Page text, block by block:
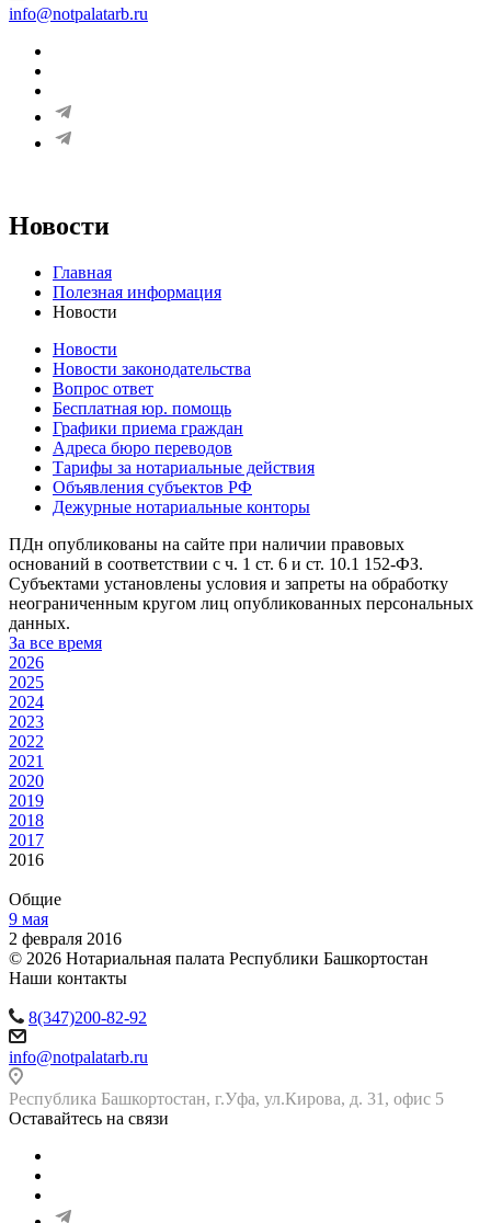
info@notpalatarb.ru
Новости
Главная
Полезная информация
Новости
Новости
Новости законодательства
Вопрос ответ
Бесплатная юр. помощь
Графики приема граждан
Адреса бюро переводов
Тарифы за нотариальные действия
Объявления субъектов РФ
Дежурные нотариальные конторы
ПДн опубликованы на сайте при наличии правовых
оснований в соответствии с ч. 1 ст. 6 и ст. 10.1 152-ФЗ.
Субъектами установлены условия и запреты на обработку
неограниченным кругом лиц опубликованных персональных
данных.
За все время
2026
2025
2024
2023
2022
2021
2020
2019
2018
2017
2016
Общие
9 мая
2 февраля 2016
© 2026 Нотариальная палата Республики Башкортостан
Наши контакты
8(347)200-82-92
info@notpalatarb.ru
Республика Башкортостан, г.Уфа, ул.Кирова, д. 31, офис 5
Оставайтесь на связи